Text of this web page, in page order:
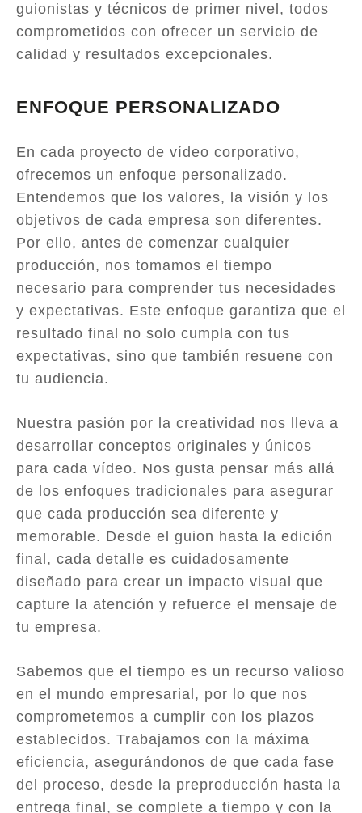
guionistas y técnicos de primer nivel, todos
comprometidos con ofrecer un servicio de
calidad y resultados excepcionales.
ENFOQUE PERSONALIZADO
En cada proyecto de vídeo corporativo,
ofrecemos un enfoque personalizado.
Entendemos que los valores, la visión y los
objetivos de cada empresa son diferentes.
Por ello, antes de comenzar cualquier
producción, nos tomamos el tiempo
necesario para comprender tus necesidades
y expectativas. Este enfoque garantiza que el
resultado final no solo cumpla con tus
expectativas, sino que también resuene con
tu audiencia.
Nuestra pasión por la creatividad nos lleva a
desarrollar conceptos originales y únicos
para cada vídeo. Nos gusta pensar más allá
de los enfoques tradicionales para asegurar
que cada producción sea diferente y
memorable. Desde el guion hasta la edición
final, cada detalle es cuidadosamente
diseñado para crear un impacto visual que
capture la atención y refuerce el mensaje de
tu empresa.
Sabemos que el tiempo es un recurso valioso
en el mundo empresarial, por lo que nos
comprometemos a cumplir con los plazos
establecidos. Trabajamos con la máxima
eficiencia, asegurándonos de que cada fase
del proceso, desde la preproducción hasta la
entrega final, se complete a tiempo y con la